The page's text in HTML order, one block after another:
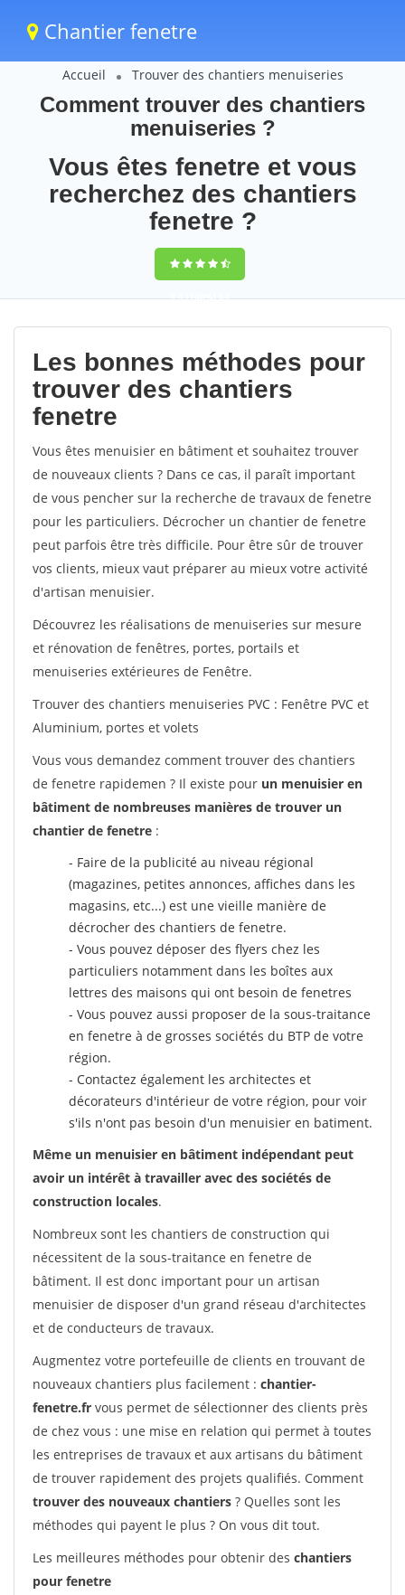
Chantier fenetre
Accueil Trouver des chantiers menuiseries
Comment trouver des chantiers
menuiseries ?
Vous êtes fenetre et vous
recherchez des chantiers
fenetre ?
9,5(100%)63
votes
Les bonnes méthodes pour
trouver des chantiers
fenetre
Vous êtes menuisier en bâtiment et souhaitez trouver
de nouveaux clients ? Dans ce cas, il paraît important
de vous pencher sur la recherche de travaux de fenetre
pour les particuliers. Décrocher un chantier de fenetre
peut parfois être très difficile. Pour être sûr de trouver
vos clients, mieux vaut préparer au mieux votre activité
d'artisan menuisier.
Découvrez les réalisations de menuiseries sur mesure
et rénovation de fenêtres, portes, portails et
menuiseries extérieures de Fenêtre.
Trouver des chantiers menuiseries PVC : Fenêtre PVC et
Aluminium, portes et volets
Vous vous demandez comment trouver des chantiers
de fenetre rapidemen ? Il existe pour un menuisier en
bâtiment de nombreuses manières de trouver un
chantier de fenetre :
- Faire de la publicité au niveau régional
(magazines, petites annonces, affiches dans les
magasins, etc...) est une vieille manière de
décrocher des chantiers de fenetre.
- Vous pouvez déposer des flyers chez les
particuliers notamment dans les boîtes aux
lettres des maisons qui ont besoin de fenetres
- Vous pouvez aussi proposer de la sous-traitance
en fenetre à de grosses sociétés du BTP de votre
région.
- Contactez également les architectes et
décorateurs d'intérieur de votre région, pour voir
s'ils n'ont pas besoin d'un menuisier en batiment.
Même un menuisier en bâtiment indépendant peut
avoir un intérêt à travailler avec des sociétés de
construction locales.
Nombreux sont les chantiers de construction qui
nécessitent de la sous-traitance en fenetre de
bâtiment. Il est donc important pour un artisan
menuisier de disposer d'un grand réseau d'architectes
et de conducteurs de travaux.
Augmentez votre portefeuille de clients en trouvant de
nouveaux chantiers plus facilement : chantier-
fenetre.fr vous permet de sélectionner des clients près
de chez vous : une mise en relation qui permet à toutes
les entreprises de travaux et aux artisans du bâtiment
de trouver rapidement des projets qualifiés. Comment
trouver des nouveaux chantiers ? Quelles sont les
méthodes qui payent le plus ? On vous dit tout.
Les meilleures méthodes pour obtenir des chantiers
pour fenetre